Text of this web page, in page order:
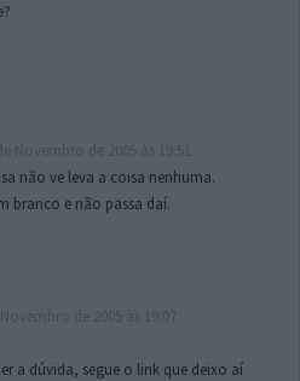
não ve leva a coisa nenhuma.
branco e não passa daí.
a dúvida, segue o link que deixo aí